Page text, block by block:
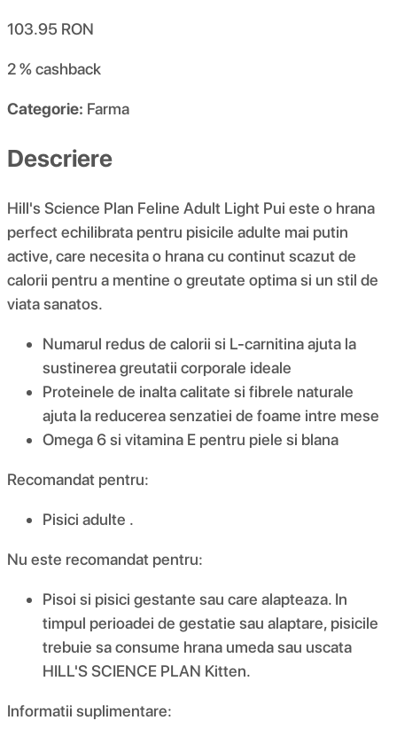
103.95 RON
2 %cashback
Categorie: Farma
Descriere
Hill's Science Plan Feline Adult Light Pui este o hrana
perfect echilibrata pentru pisicile adulte mai putin
active, care necesita o hrana cu continut scazut de
calorii pentru a mentine o greutate optima si un stil de
viata sanatos.
Numarul redus de calorii si L-carnitina ajuta la
sustinerea greutatii corporale ideale
Proteinele de inalta calitate si fibrele naturale
ajuta la reducerea senzatiei de foame intre mese
Omega 6 si vitamina E pentru piele si blana
Recomandat pentru:
Pisici adulte .
Nu este recomandat pentru:
Pisoi si pisici gestante sau care alapteaza. In
timpul perioadei de gestatie sau alaptare, pisicile
trebuie sa consume hrana umeda sau uscata
HILL'S SCIENCE PLAN Kitten.
Informatii suplimentare: